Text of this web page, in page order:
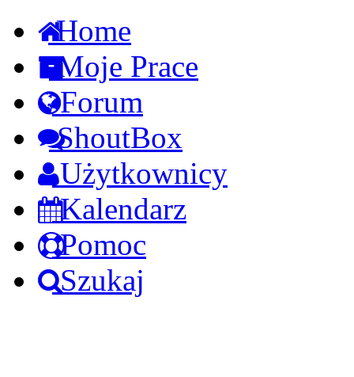
Home
Moje Prace
Forum
ShoutBox
Użytkownicy
Kalendarz
Pomoc
Szukaj